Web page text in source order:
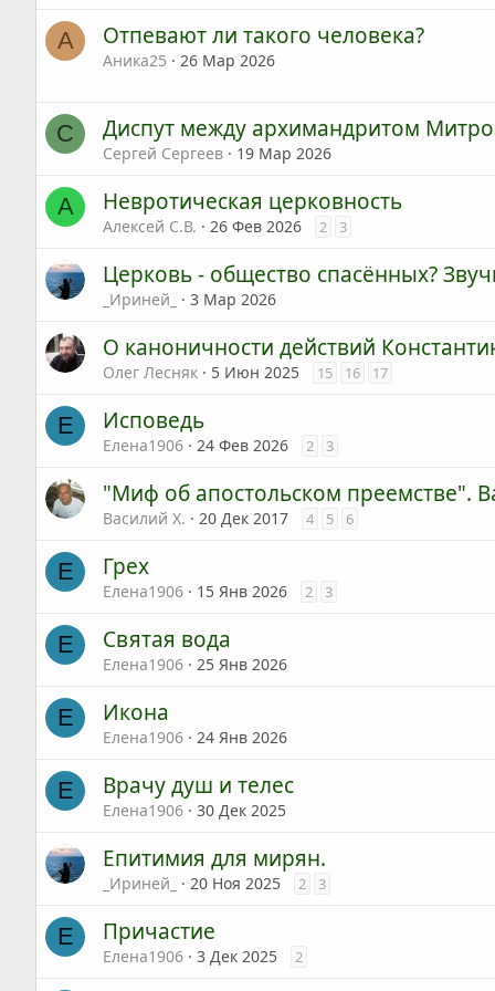
А Отпевают ли такого человека?
Аника25 26 Мар 2026
С Диспут между архимандритом
Сергей Сергеев 19 Мар 2026
А Невротическая церковность
Алексей С.В. 26 Фев 2026 2 3
Церковь - общество спасённых?
_Ириней_ 3 Мар 2026
О каноничности действий
Олег Лесняк 5 Июн 2025 15 16 17
Е Исповедь
Елена1906 24 Фев 2026 2 3
"Миф об апостольском преемстве".
Василий Х. 20 Дек 2017 4 5 6
Е Грех
Елена1906 15 Янв 2026 2 3
Е Святая вода
Елена1906 25 Янв 2026
Е Икона
Елена1906 24 Янв 2026
Е Врачу душ и телес
Елена1906 30 Дек 2025
Епитимия для мирян.
_Ириней_ 20 Ноя 2025 2 3
Е Причастие
Елена1906 3 Дек 2025 2